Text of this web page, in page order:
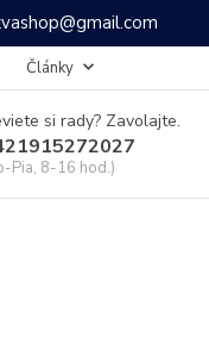
Články
si rady? Zavolajte.
Pia, 8-16 hod.)